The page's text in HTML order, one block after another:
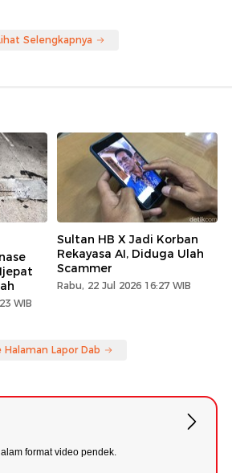
Selengkapnya
WIB
Sultan HB X Jadi Korban
Rekayasa AI, Diduga Ulah
Scammer
Rabu, 22 Jul 2026 16:27 WIB
Halaman Lapor Dab
format video pendek.